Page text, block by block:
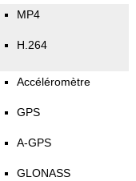
MP4
H.264
Accéléromètre
GPS
A-GPS
GLONASS